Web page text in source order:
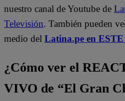
nuestro canal de Youtube de
Televisión. También pueden
medio del Latina.pe en ESTE
¿Cómo ver el
VIVO de “El Gran